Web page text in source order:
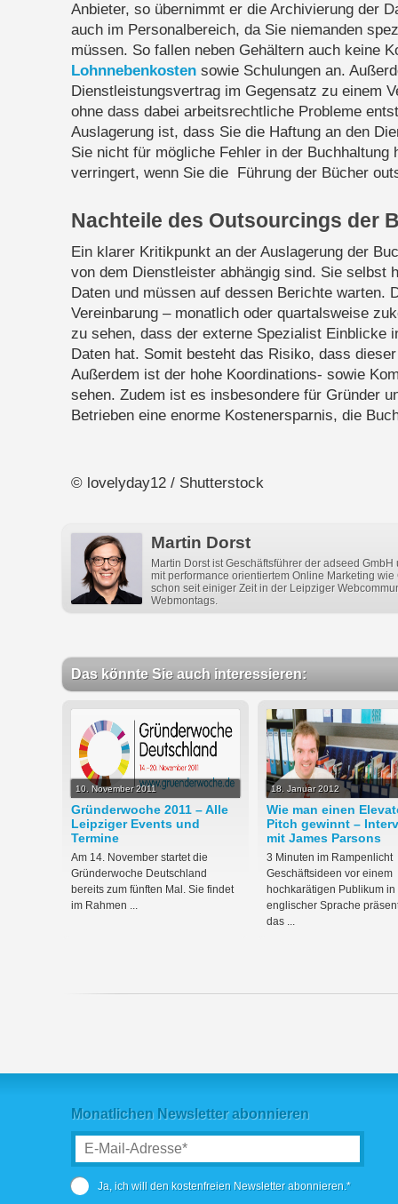
Anbieter, so übernimmt er die Archivierung der
auch im Personalbereich, da Sie niemanden
müssen. So fallen neben Gehältern auch keine
Lohnnebenkosten sowie Schulungen an.
Dienstleistungsvertrag im Gegensatz zu einem
ohne dass dabei arbeitsrechtliche Probleme
Auslagerung ist, dass Sie die Haftung an den
Sie nicht für mögliche Fehler in der
verringert, wenn Sie die Führung der Bücher
Nachteile des Outsourcings der
Ein klarer Kritikpunkt an der Auslagerung der
von dem Dienstleister abhängig sind. Sie selbst
Daten und müssen auf dessen Berichte warten.
Vereinbarung – monatlich oder quartalsweise
zu sehen, dass der externe Spezialist Einblicke
Daten hat. Somit besteht das Risiko, dass
Außerdem ist der hohe Koordinations- sowie
sehen. Zudem ist es insbesondere für Gründer
Betrieben eine enorme Kostenersparnis, die
© lovelyday12 / Shutterstock
Martin Dorst
Martin Dorst ist Geschäftsführer der adseed
mit performance orientiertem Online Marketing
schon seit einiger Zeit in der Leipziger
Webmontags.
Das könnte Sie auch interessieren:
10. November 2011
Gründerwoche 2011 – Alle
Leipziger Events und
Termine
Am 14. November startet die
Gründerwoche Deutschland
bereits zum fünften Mal. Sie findet
im Rahmen ...
18. Januar 2012
Wie man einen
Pitch gewinnt –
mit James Parsons
3 Minuten im Rampenlicht
Geschäftsideen vor einem
hochkarätigen Publikum in
englischer Sprache
das ...
Monatlichen Newsletter abonnieren
Ja, ich will den kostenfreien Newsletter abonnieren.*